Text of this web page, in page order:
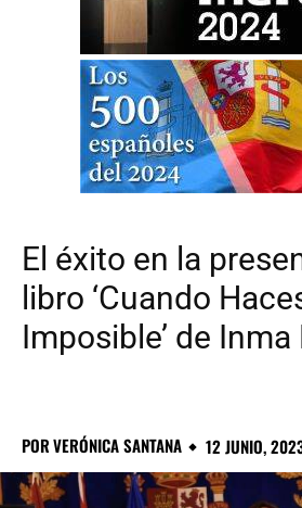
El éxito en la
libro ‘Cuando
Imposible’ de
PORVERÓNICA SANTANA 12 JUNIO,